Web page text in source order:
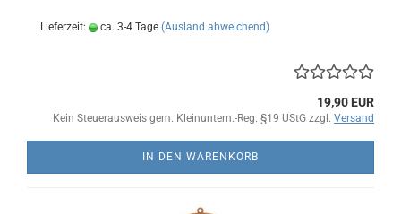
Lieferzeit: ca. 3-4 Tage (Ausland abweichend)
19,90 EUR
Kein Steuerausweis gem. Kleinuntern.-Reg. §19 UStG zzgl. Versand
IN DEN WARENKORB